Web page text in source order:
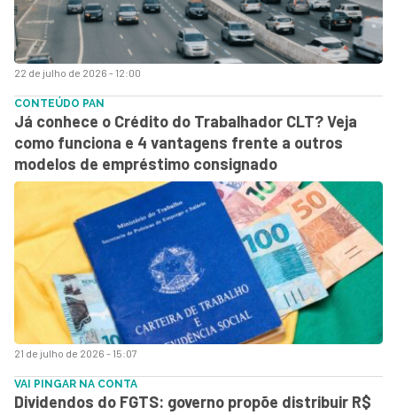
22 de julho de 2026 - 12:00
21 de julho de 2026 - 15:07
CONTEÚDO PAN
Já conhece o Crédito do Trabalhador CLT? Veja
como funciona e 4 vantagens frente a outros
modelos de empréstimo consignado
VAI PINGAR NA CONTA
Dividendos do FGTS: governo propõe distribuir R$